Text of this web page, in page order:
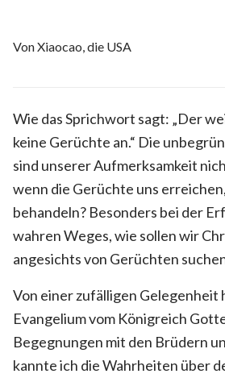
Von Xiaocao, die USA
Wie das Sprichwort sagt: „Der
keine Gerüchte an.“ Die
sind unserer Aufmerksamkeit
wenn die Gerüchte uns
behandeln? Besonders bei der
wahren Weges, wie sollen wir
angesichts von Gerüchten
Von einer zufälligen Gelegenheit
Evangelium vom Königreich
Begegnungen mit den Brüdern
kannte ich die Wahrheiten über